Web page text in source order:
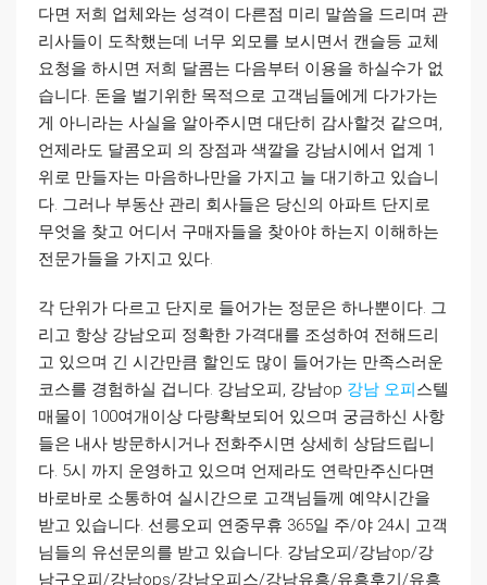
다면 저희 업체와는 성격이 다른점 미리 말씀을 드리며 관
리사들이 도착했는데 너무 외모를 보시면서 캔슬등 교체
요청을 하시면 저희 달콤는 다음부터 이용을 하실수가 없
습니다. 돈을 벌기위한 목적으로 고객님들에게 다가가는
게 아니라는 사실을 알아주시면 대단히 감사할것 같으며,
언제라도 달콤오피 의 장점과 색깔을 강남시에서 업계 1
위로 만들자는 마음하나만을 가지고 늘 대기하고 있습니
다. 그러나 부동산 관리 회사들은 당신의 아파트 단지로
무엇을 찾고 어디서 구매자들을 찾아야 하는지 이해하는
전문가들을 가지고 있다.
각 단위가 다르고 단지로 들어가는 정문은 하나뿐이다. 그
리고 항상 강남오피 정확한 가격대를 조성하여 전해드리
고 있으며 긴 시간만큼 할인도 많이 들어가는 만족스러운
코스를 경험하실 겁니다. 강남오피, 강남op 강남 오피스텔
매물이 100여개이상 다량확보되어 있으며 궁금하신 사항
들은 내사 방문하시거나 전화주시면 상세히 상담드립니
다. 5시 까지 운영하고 있으며 언제라도 연락만주신다면
바로바로 소통하여 실시간으로 고객님들께 예약시간을
받고 있습니다. 선릉오피 연중무휴 365일 주/야 24시 고객
님들의 유선문의를 받고 있습니다. 강남오피/강남op/강
남구오피/강남ops/강남오피스/강남유흥/유흥후기/유흥